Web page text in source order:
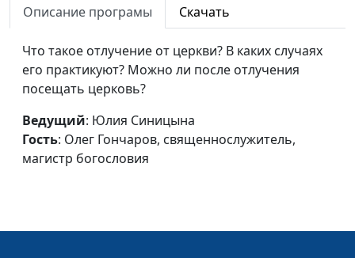
Виталий Синикоп,
Олег Гончаров,
священнослужитель,
Как проявляется Божья
любовь?
Олег Гончаров,
Александр Синицын,
Описание програмы Скачать
Что такое отлучение от церкви? В каких случаях
его практикуют? Можно ли после отлучения
посещать церковь?
Ведущий: Юлия Синицына
Гость: Олег Гончаров, священнослужитель,
магистр богословия